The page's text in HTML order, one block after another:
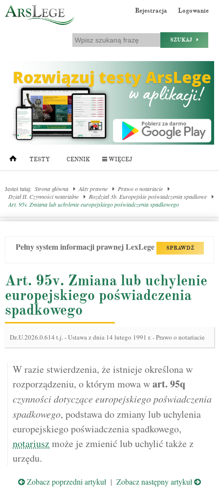
Rejestracja Logowanie
SZUKAJ
TESTY CENNIK WIĘCEJ
Jesteś tutaj: Strona główna Akty prawne
Prawo o notariacie
Dział II. Czynności notarialne
Rozdział 3b. Europejskie poświadczenia spadkowe
Art. 95v. Zmiana lub uchylenie europejskiego poświadczenia spadkowego
Pełny system informacji prawnej LexLege SPRAWDŹ
Art. 95v. Zmiana lub uchylenie
europejskiego poświadczenia
spadkowego
Dz.U.2026.0.614 t.j.-Ustawa z dnia 14 lutego 1991 r. - Prawo o notariacie
W razie stwierdzenia, że istnieje określona w
rozporządzeniu, o którym mowa wart. 95q
czynności dotyczące europejskiego poświadczenia
spadkowego, podstawa do zmiany lub uchylenia
europejskiego poświadczenia spadkowego,
notariuszmoże je zmienić lub uchylić także z
urzędu.
Zobacz poprzedni artykuł | Zobacz następny artykuł